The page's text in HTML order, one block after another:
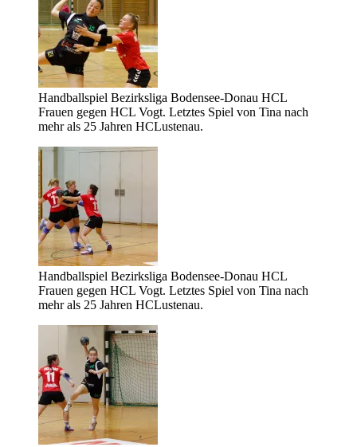
Handballspiel Bezirksliga Bodensee-Donau HCL
Frauen gegen HCL Vogt. Letztes Spiel von Tina nach
mehr als 25 Jahren HCLustenau.
Handballspiel Bezirksliga Bodensee-Donau HCL
Frauen gegen HCL Vogt. Letztes Spiel von Tina nach
mehr als 25 Jahren HCLustenau.